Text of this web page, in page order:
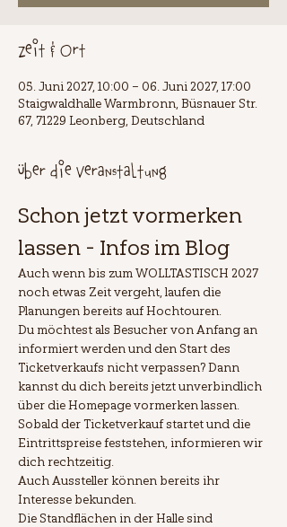
Zeit & Ort
05. Juni 2027, 10:00 – 06. Juni 2027, 17:00
Staigwaldhalle Warmbronn, Büsnauer Str.
67, 71229 Leonberg, Deutschland
Über die Veranstaltung
Schon jetzt vormerken
lassen - Infos im Blog
Auch wenn bis zum WOLLTASTISCH 2027
noch etwas Zeit vergeht, laufen die
Planungen bereits auf Hochtouren.
Du möchtest als Besucher von Anfang an
informiert werden und den Start des
Ticketverkaufs nicht verpassen? Dann
kannst du dich bereits jetzt unverbindlich
über die Homepage vormerken lassen.
Sobald der Ticketverkauf startet und die
Eintrittspreise feststehen, informieren wir
dich rechtzeitig.
Auch Aussteller können bereits ihr
Interesse bekunden.
Die Standflächen in der Halle sind